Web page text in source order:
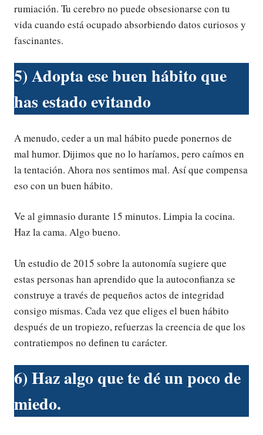
rumiación. Tu cerebro no puede obsesionarse con tu
vida cuando está ocupado absorbiendo datos curiosos y
fascinantes.
5) Adopta ese buen hábito que
has estado evitando
A menudo, ceder a un mal hábito puede ponernos de
mal humor. Dijimos que no lo haríamos, pero caímos en
la tentación. Ahora nos sentimos mal. Así que compensa
eso con un buen hábito.
Ve al gimnasio durante 15 minutos. Limpia la cocina.
Haz la cama. Algo bueno.
Un estudio de 2015 sobre la autonomía sugiere que
estas personas han aprendido que la autoconfianza se
construye a través de pequeños actos de integridad
consigo mismas. Cada vez que eliges el buen hábito
después de un tropiezo, refuerzas la creencia de que los
contratiempos no definen tu carácter.
6) Haz algo que te dé un poco de
miedo.